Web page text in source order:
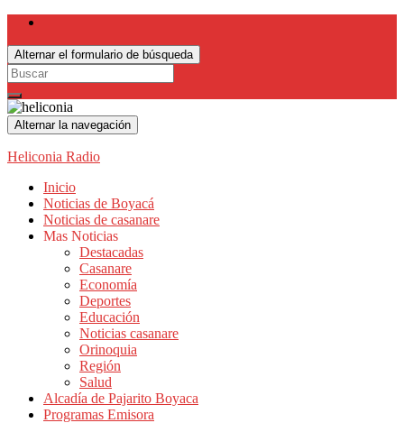
Alternar el formulario de búsqueda
Search
for:
Alternar la navegación
Heliconia Radio
Inicio
Noticias de Boyacá
Noticias de casanare
Mas Noticias
Destacadas
Casanare
Economía
Deportes
Educación
Noticias casanare
Orinoquia
Región
Salud
Alcadía de Pajarito Boyaca
Programas Emisora